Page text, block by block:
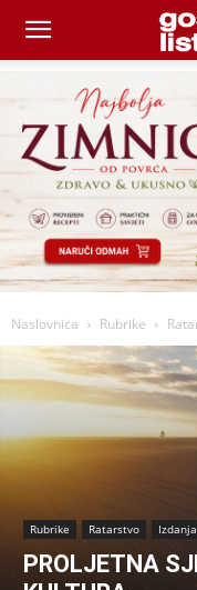
Naslovnica Rubrike
Rubrike Ratarstvo
PROLJETNA